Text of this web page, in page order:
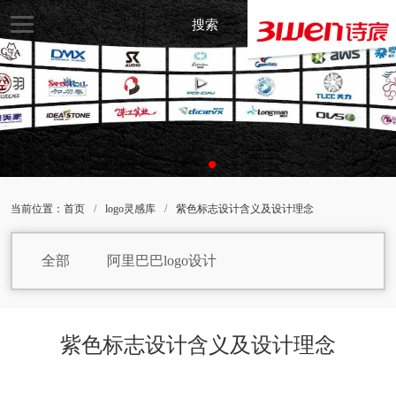
搜索
当前位置： 首页 / logo灵感库 / 紫色标志设计含义及设计理念
全部 阿里巴巴logo设计
白巧克力logo设计 包子logo设计
紫色标志设计含义及设计理念